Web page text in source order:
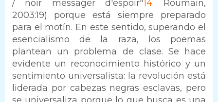
/ noir messager d'espoir"14. Roumain,
2003:19) porque está siempre preparado
para el motín. En este sentido, superando el
esencialismo de la raza, los poemas
plantean un problema de clase. Se hace
evidente un reconocimiento histórico y un
sentimiento universalista: la revolución está
liderada por cabezas negras esclavas, pero